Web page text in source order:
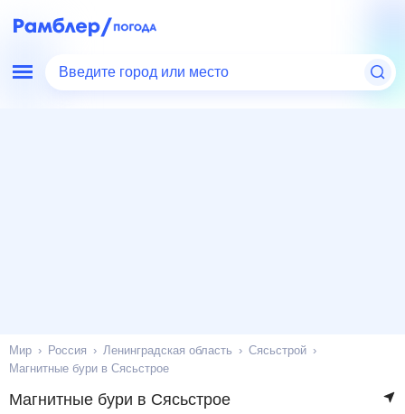
Введите город или место
Мир Россия Ленинградская область
Сясьстрой
Магнитные бури в Сясьстрое
Магнитные бури в Сясьстрое